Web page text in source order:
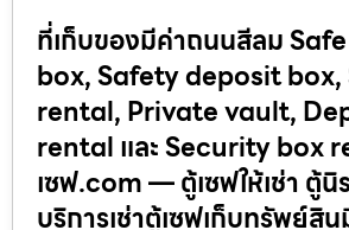
ที่เก็บของมีค่าถนนสีลม
box, Safety deposit
rental, Private vault,
rental และ Security box
เซฟ.com — ตู้เซฟให้เช่า ตู้นิ
บริการเช่าตู้เซฟเก็บทรัพย์สิ